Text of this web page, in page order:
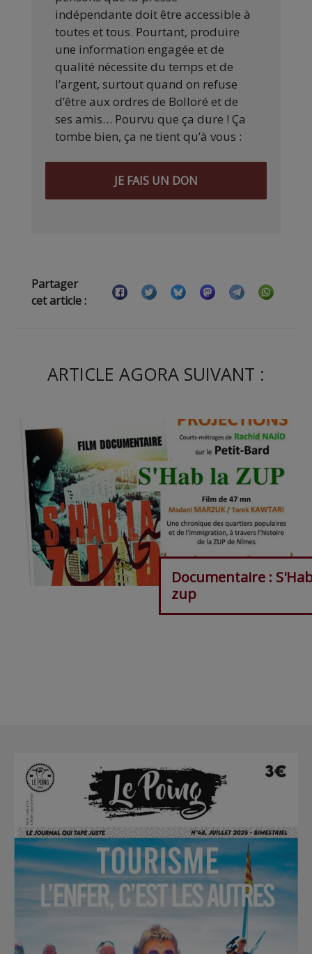
indépendante doit être accessible à
toutes et tous. Pourtant, produire
une information engagée et de
qualité nécessite du temps et de
l’argent, surtout quand on refuse
d’être aux ordres de Bolloré et de
ses amis… Pourvu que ça dure ! Ça
tombe bien, ça ne tient qu’à vous :
JE FAIS UN DON
Partager
cet article :
ARTICLE AGORA SUIVANT :
Documentaire :
zup